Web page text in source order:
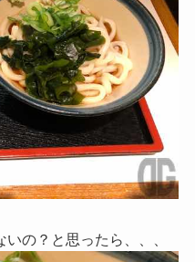
の？と思ったら、、、